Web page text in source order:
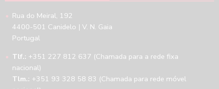
Rua do Meiral, 192
4400-501 Canidelo | V. N. Gaia
Portugal
Tlf.: +351 227 812 637 (Chamada para a rede fixa
nacional)
Tlm.: +351 93 328 58 83 (Chamada para rede móvel